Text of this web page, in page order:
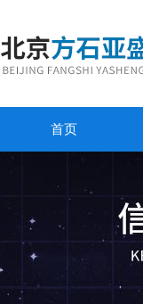
首页